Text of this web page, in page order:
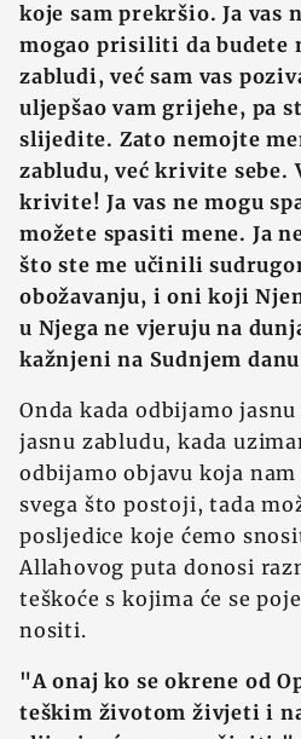
koje sam prekršio. Ja vas
mogao prisiliti da budete
zabludi, već sam vas
uljepšao vam grijehe, pa
slijedite. Zato nemojte
zabludu, već krivite sebe.
krivite! Ja vas ne mogu
možete spasiti mene. Ja
što ste me učinili
obožavanju, i oni koji
u Njega ne vjeruju na
kažnjeni na Sudnjem
Onda kada odbijamo
jasnu zabludu, kada
odbijamo objavu koja nam
svega što postoji, tada
posljedice koje ćemo
Allahovog puta donosi
teškoće s kojima će se
nositi.
"A onaj ko se okrene od
teškim životom živjeti i